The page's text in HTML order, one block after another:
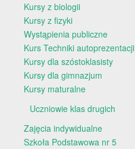
Kursy z biologii
Kursy z fizyki
Wystąpienia publiczne
Kurs Techniki autoprezentacji
Kursy dla szóstoklasisty
Kursy dla gimnazjum
Kursy maturalne
Uczniowie klas drugich
Zajęcia indywidualne
Szkoła Podstawowa nr 5